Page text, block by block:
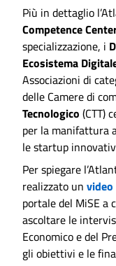
Più in dettaglio
Competence
specializzazione, i
Ecosistema
Associazioni di
delle Camere di
Tecnologico (CTT)
per la manifattura
le startup
Per spiegare
realizzato un video
portale del MiSE a
ascoltare le
Economico e del
gli obiettivi e le